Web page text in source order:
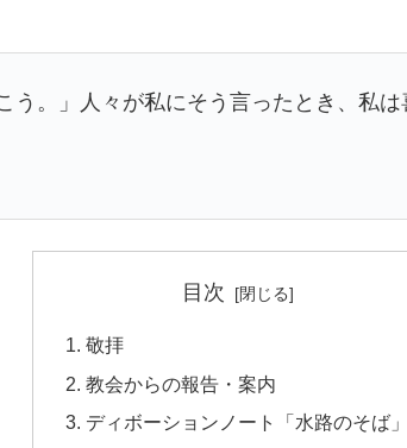
う。」人々が私にそう言ったとき、私は
目次
敬拝
教会からの報告・案内
ディボーションノート「水路のそば」